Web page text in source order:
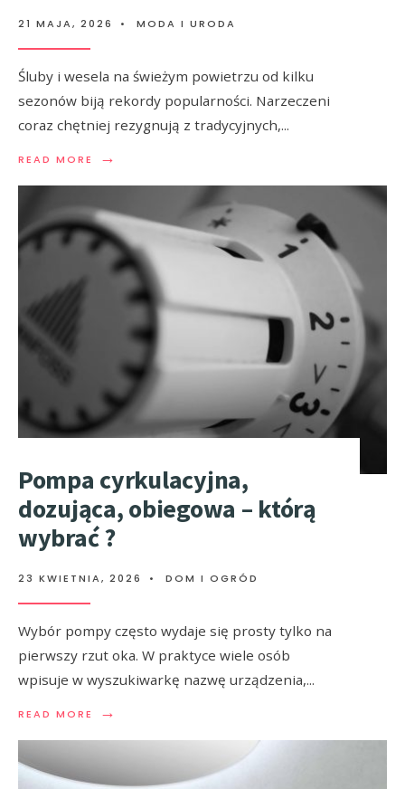
21 MAJA, 2026 • MODA I URODA
Śluby i wesela na świeżym powietrzu od kilku
sezonów biją rekordy popularności. Narzeczeni
coraz chętniej rezygnują z tradycyjnych,...
READ MORE →
Pompa cyrkulacyjna,
dozująca, obiegowa – którą
wybrać ?
23 KWIETNIA, 2026 • DOM I OGRÓD
Wybór pompy często wydaje się prosty tylko na
pierwszy rzut oka. W praktyce wiele osób
wpisuje w wyszukiwarkę nazwę urządzenia,...
READ MORE →